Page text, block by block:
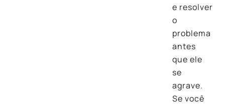
e resolver
o
problema
antes
que ele
se
agrave.
Se você